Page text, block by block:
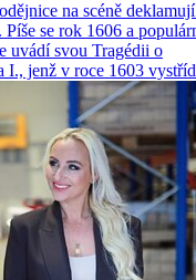
na scéně
se rok 1606 a
uvádí svou Tragédii o
I., jenž v roce 1603